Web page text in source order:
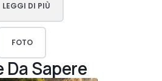
LEGGI DI PIÙ
FOTO
Da Sapere